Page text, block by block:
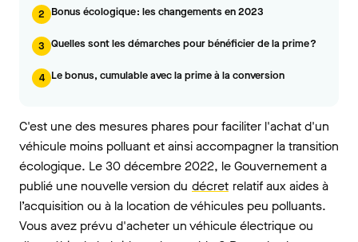
2 Bonus écologique : les changements en 2023
3 Quelles sont les démarches pour bénéficier de la prime ?
4 Le bonus, cumulable avec la prime à la conversion
C'est une des mesures phares pour faciliter l'achat d'un
véhicule moins polluant et ainsi accompagner la transition
écologique. Le 30 décembre 2022, le Gouvernement a
publié une nouvelle version du décret relatif aux aides à
l’acquisition ou à la location de véhicules peu polluants.
Vous avez prévu d'acheter un véhicule électrique ou